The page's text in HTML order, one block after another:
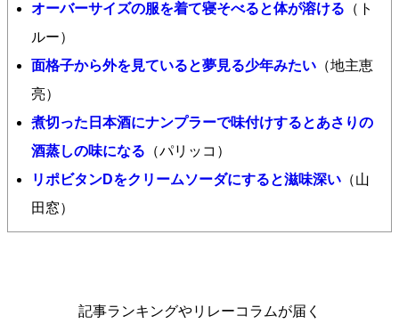
オーバーサイズの服を着て寝そべると体が溶ける （ト
ルー）
面格子から外を見ていると夢見る少年みたい （地主恵
亮）
煮切った日本酒にナンプラーで味付けするとあさりの
酒蒸しの味になる （パリッコ）
リポビタンDをクリームソーダにすると滋味深い （山
田窓）
記事ランキングやリレーコラムが届く